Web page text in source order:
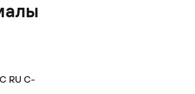
RU С-